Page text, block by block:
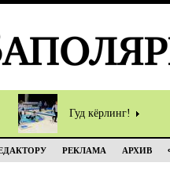
Гуд кёрлинг!
РЕКЛАМА АРХИВ